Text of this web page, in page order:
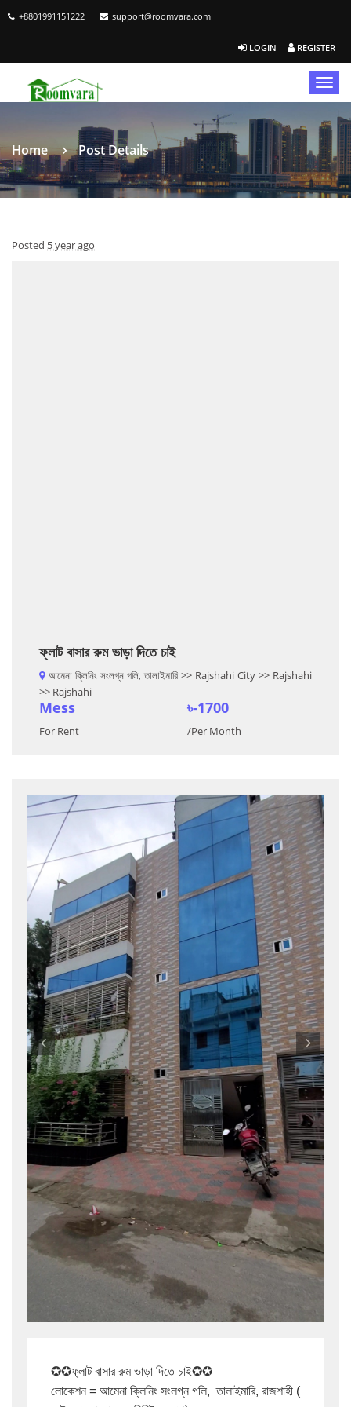
+8801991151222 support@roomvara.com
LOGIN REGISTER
Home Post Details
Posted 5 year ago
ফ্লাট বাসার রুম ভাড়া দিতে চাই
আমেনা ক্লিনিং সংলগ্ন গলি, তালাইমারি >> Rajshahi City >> Rajshahi
>> Rajshahi
Mess
For Rent
৳-1700
/Per Month
Previous
✪✪ফ্লাট বাসার রুম ভাড়া দিতে চাই✪✪
লোকেশন = আমেনা ক্লিনিং সংলগ্ন গলি,  তালাইমারি, রাজশাহী (